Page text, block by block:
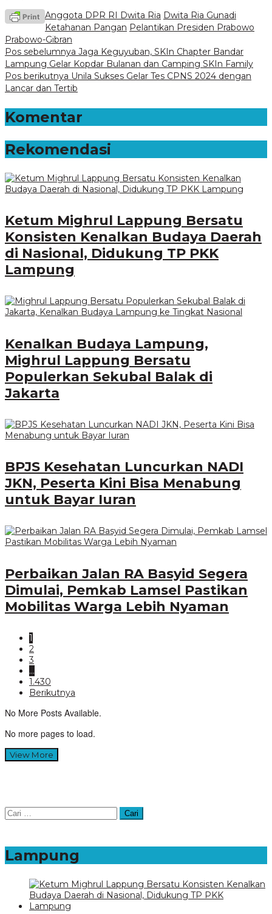
Anggota DPR RI Dwita Ria Dwita Ria Gunadi
Ketahanan Pangan Pelantikan Presiden Prabowo
Prabowo-Gibran
Navigasi
pos
Pos sebelumnya Jaga Keguyuban, SKIn Chapter Bandar
Lampung Gelar Kopdar Bulanan dan Camping SKIn Family
Pos berikutnya Unila Sukses Gelar Tes CPNS 2024 dengan
Lancar dan Tertib
Komentar
Rekomendasi
Ketum Mighrul Lappung Bersatu
Konsisten Kenalkan Budaya Daerah
di Nasional, Didukung TP PKK
Lampung
Kenalkan Budaya Lampung,
Mighrul Lappung Bersatu
Populerkan Sekubal Balak di
Jakarta
BPJS Kesehatan Luncurkan NADI
JKN, Peserta Kini Bisa Menabung
untuk Bayar Iuran
Perbaikan Jalan RA Basyid Segera
Dimulai, Pemkab Lamsel Pastikan
Mobilitas Warga Lebih Nyaman
1
2
3
…
1.430
Berikutnya
No More Posts Available.
No more pages to load.
View More
Cari
untuk:
Lampung